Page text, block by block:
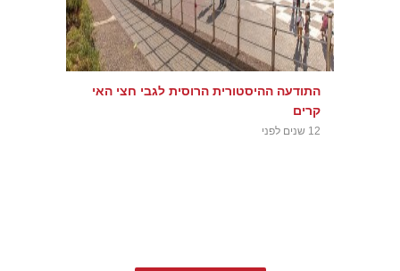
התודעה ההיסטורית הרוסית לגבי חצי האי
קרים
12 שנים לפני